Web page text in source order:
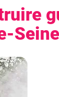
Seine